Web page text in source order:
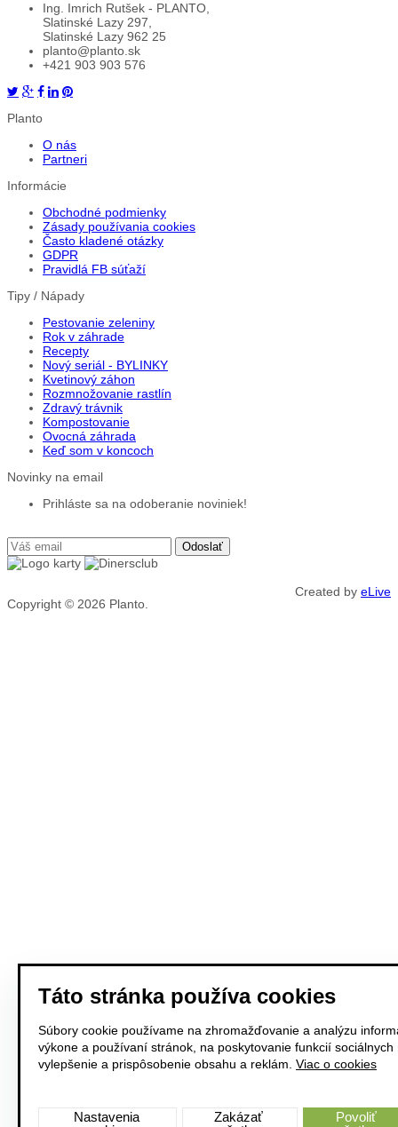
Ing. Imrich Rutšek - PLANTO,
Slatinské Lazy 297,
Slatinské Lazy 962 25
planto@planto.sk
+421 903 903 576
Planto
O nás
Partneri
Informácie
Obchodné podmienky
Zásady používania cookies
Často kladené otázky
GDPR
Pravidlá FB súťaží
Tipy / Nápady
Pestovanie zeleniny
Rok v záhrade
Recepty
Nový seriál - BYLINKY
Kvetinový záhon
Rozmnožovanie rastlín
Zdravý trávnik
Kompostovanie
Ovocná záhrada
Keď som v koncoch
Novinky na email
Prihláste sa na odoberanie noviniek!
Copyright © 2026 Planto.
Created by eLive
Táto stránka používa cookies
Súbory cookie používame na zhromažďovanie a analýzu
výkone a používaní stránok, na poskytovanie funkcií sociálnych
vylepšenie a prispôsobenie obsahu a reklám. Viac o cookies
Nastavenia
Zakázať
Povoliť